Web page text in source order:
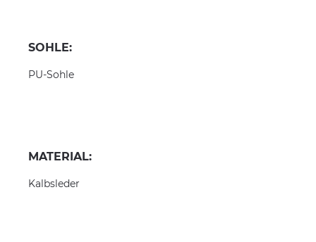
SOHLE:
PU-Sohle
MATERIAL:
Kalbsleder